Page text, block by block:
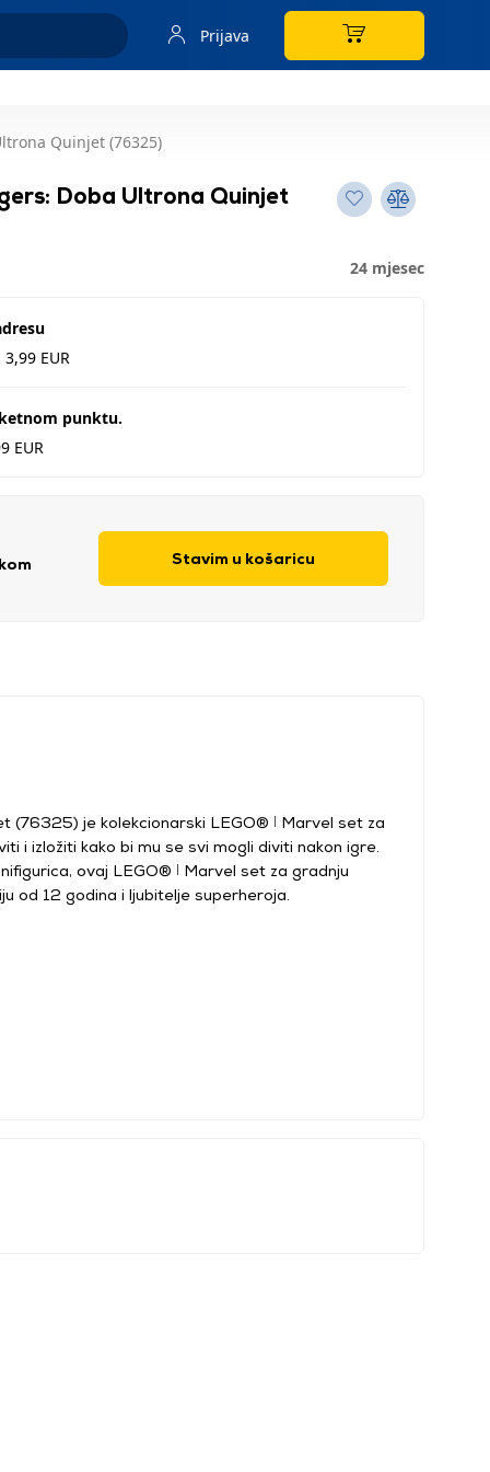
Prijava
Quinjet (76325)
Doba Ultrona Quinjet
24 mjesec
3,99 EUR
punktu.
EUR
Stavim u košaricu
(76325) je kolekcionarski LEGO® ǀ Marvel set za
i izložiti kako bi mu se svi mogli diviti nakon igre.
ovaj LEGO® ǀ Marvel set za gradnju
od 12 godina i ljubitelje superheroja.